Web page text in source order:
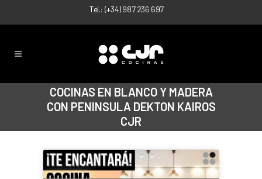
Tel.: (+34) 987 236 697
COCINAS EN BLANCO Y MADERA
CON PENINSULA DEKTON KAIROS
CJR